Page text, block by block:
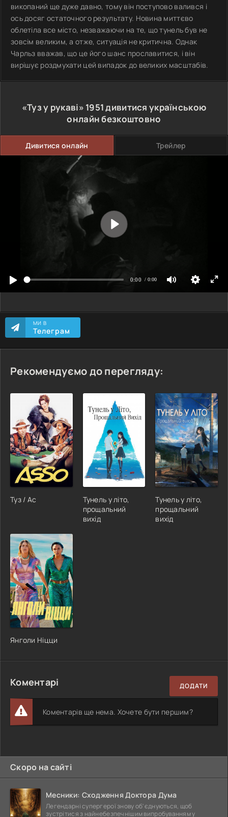
викопаний ще дуже давно, тому він поступово валився і
ось досяг остаточного результату. Новина миттєво
облетіла все місто, незважаючи на те, що тунель був не
зовсім великим, а отже, ситуація не критична. Однак
Чарльз вважав, що це його шанс прославитися, і він
вирішує роздмухати цей випадок до великих масштабів.
«Туз у рукаві» 1951дивитися українською
онлайн безкоштовно
Дивитися онлайн Трейлер
МИ В
Телеграм
Рекомендуємо до перегляду:
Туз / Ас
Тунель у літо,
прощальний
вихід
Тунель у літо,
прощальний
вихід
Янголи Ніцци
Коментарі ДОДАТИ
Коментарів ще нема. Хочете бути першим?
Скоро на сайті
Месники: Сходження Доктора Дума
Легендарні супергерої знову об'єднуються, щоб
зустрітися з найнебезпечнішим випробуванням у